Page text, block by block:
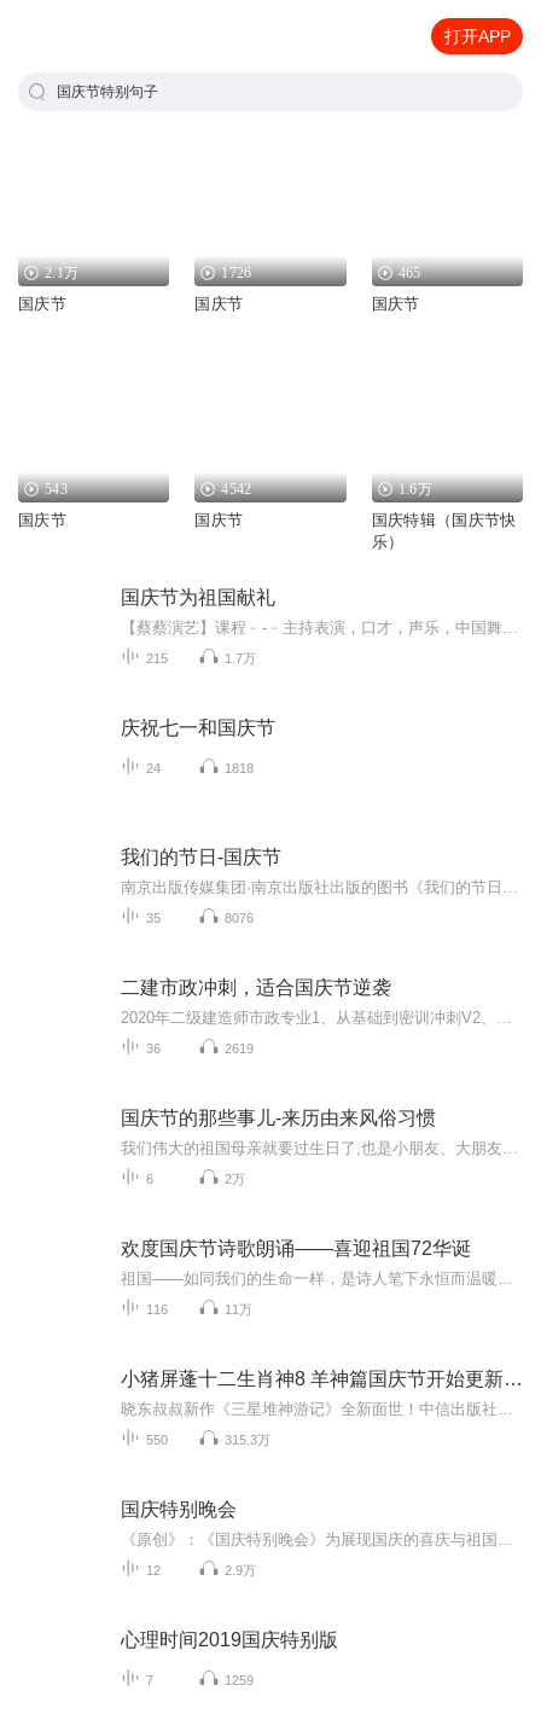
打开APP
国庆节特别句子
2.1万
国庆节
1726
国庆节
465
国庆节
543
国庆节
4542
国庆节
1.6万
国庆特辑（国庆节快
乐）
国庆节为祖国献礼
215 1.7万
庆祝七一和国庆节
24 1818
我们的节日-国庆节
35 8076
二建市政冲刺，适合国庆节逆袭
36 2619
国庆节的那些事儿-来历由来风俗习惯
6 2万
欢度国庆节诗歌朗诵——喜迎祖国72华诞
116 11万
小猪屏蓬十二生肖神8 羊神篇国庆节开始更新啦！
550 315.3万
国庆特别晚会
12 2.9万
心理时间2019国庆特别版
7 1259